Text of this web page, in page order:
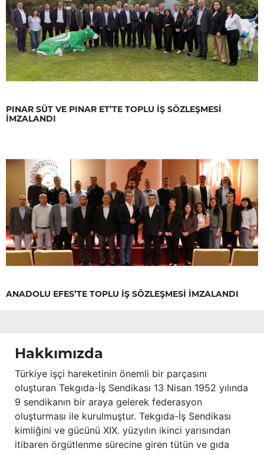
PINAR SÜT VE PINAR ET’TE TOPLU İŞ SÖZLEŞMESİ
İMZALANDI
ANADOLU EFES’TE TOPLU İŞ SÖZLEŞMESİ İMZALANDI
Hakkımızda
Türkiye işçi hareketinin önemli bir parçasını
oluşturan Tekgıda-İş Sendikası 13 Nisan 1952 yılında
9 sendikanın bir araya gelerek federasyon
oluşturması ile kurulmuştur. Tekgıda-İş Sendikası
kimliğini ve gücünü XIX. yüzyılın ikinci yarısından
itibaren örgütlenme sürecine giren tütün ve gıda